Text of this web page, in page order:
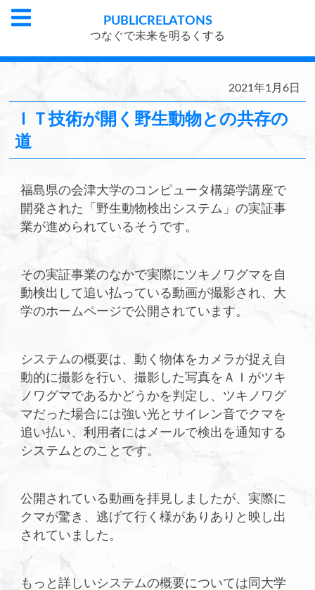
PUBLICRELATONS
つなぐで未来を明るくする
2021年1月6日
ＩＴ技術が開く野生動物との共存の
道
福島県の会津大学のコンピュータ構築学講座で
開発された「野生動物検出システム」の実証事
業が進められているそうです。
その実証事業のなかで実際にツキノワグマを自
動検出して追い払っている動画が撮影され、大
学のホームページで公開されています。
システムの概要は、動く物体をカメラが捉え自
動的に撮影を行い、撮影した写真をＡＩがツキ
ノワグマであるかどうかを判定し、ツキノワグ
マだった場合には強い光とサイレン音でクマを
追い払い、利用者にはメールで検出を通知する
システムとのことです。
公開されている動画を拝見しましたが、実際に
クマが驚き、逃げて行く様がありありと映し出
されていました。
もっと詳しいシステムの概要については同大学